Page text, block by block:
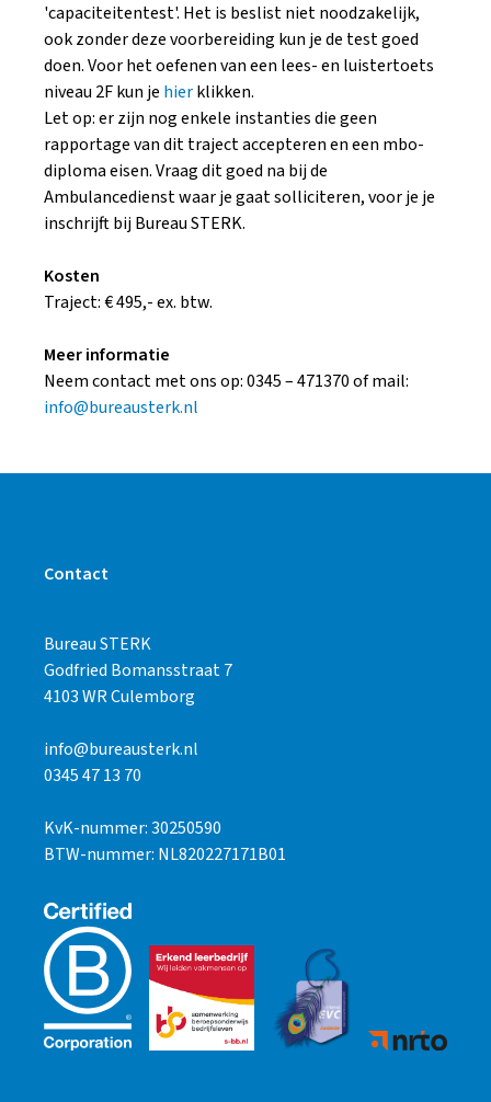
'capaciteitentest'. Het is beslist niet noodzakelijk,
ook zonder deze voorbereiding kun je de test goed
doen. Voor het oefenen van een lees- en luistertoets
niveau 2F kun je hierklikken.
Let op: er zijn nog enkele instanties die geen
rapportage van dit traject accepteren en een mbo-
diploma eisen. Vraag dit goed na bij de
Ambulancedienst waar je gaat solliciteren, voor je je
inschrijft bij Bureau STERK.
Kosten
Traject: € 495,- ex. btw.
Meer informatie
Neem contact met ons op: 0345 – 471370 of mail:
info@bureausterk.nl
Contact
Bureau STERK
Godfried Bomansstraat 7
4103 WR Culemborg
info@bureausterk.nl
0345 47 13 70
KvK-nummer: 30250590
BTW-nummer: NL820227171B01